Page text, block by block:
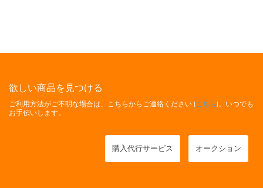
欲しい商品を見つける
ご利用方法がご不明な場合は、こちらからご連絡ください [こちら]。いつでも
お手伝いします。
購入代行サービス オークション